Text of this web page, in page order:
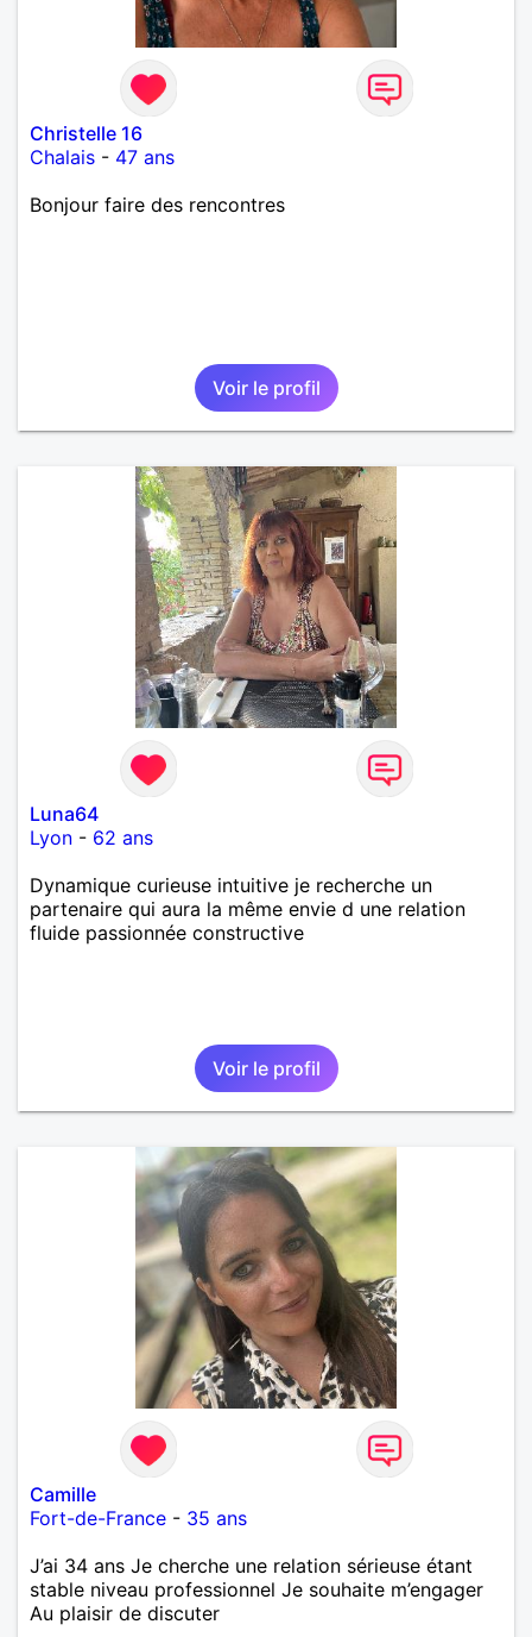
Christelle 16
Chalais - 47 ans
Bonjour faire des rencontres
Voir le profil
Luna64
Lyon - 62 ans
Dynamique curieuse intuitive je recherche un
partenaire qui aura la même envie d une relation
fluide passionnée constructive
Voir le profil
Camille
Fort-de-France - 35 ans
J’ai 34 ans Je cherche une relation sérieuse étant
stable niveau professionnel Je souhaite m’engager
Au plaisir de discuter